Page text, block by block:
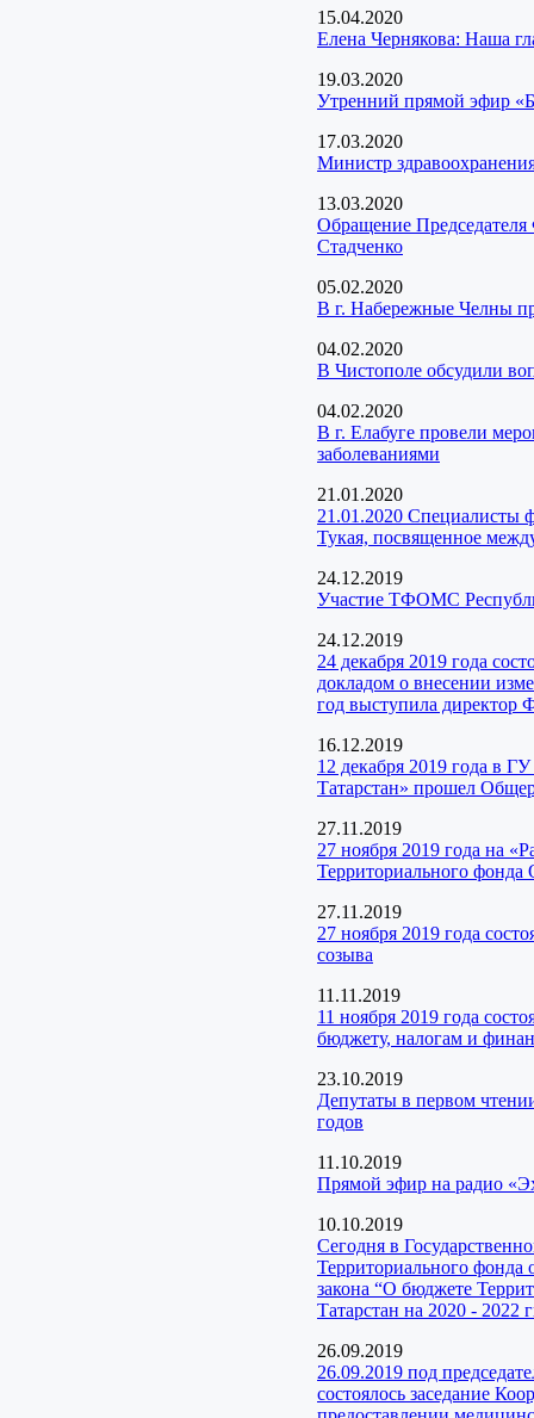
15.04.2020
Елена Чернякова: Наша
19.03.2020
Утренний прямой эфир
17.03.2020
Министр
13.03.2020
Обращение Председателя
Стадченко
05.02.2020
В г. Набережные Челны
04.02.2020
В Чистополе обсудили
04.02.2020
В г. Елабуге провели
заболеваниями
21.01.2020
21.01.2020 Специалисты
Тукая, посвященное
24.12.2019
Участие ТФОМС
24.12.2019
24 декабря 2019 года
докладом о внесении
год выступила
16.12.2019
12 декабря 2019 года в
Татарстан» прошел
27.11.2019
27 ноября 2019 года на
Территориального
27.11.2019
27 ноября 2019 года
созыва
11.11.2019
11 ноября 2019 года
бюджету, налогам и
23.10.2019
Депутаты в первом
годов
11.10.2019
Прямой эфир на радио
10.10.2019
Сегодня в
Территориального фонда
закона “О бюджете
Татарстан на 2020 - 2022
26.09.2019
26.09.2019 под
состоялось заседание